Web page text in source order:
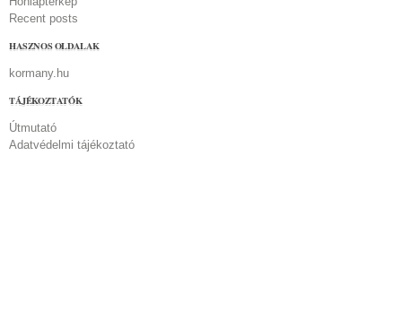
Recent posts
HASZNOS OLDALAK
kormany.hu
TÁJÉKOZTATÓK
Útmutató
Adatvédelmi tájékoztató